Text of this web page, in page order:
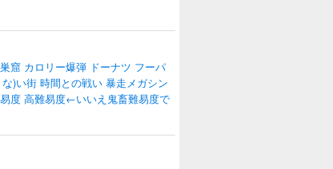
窟 カロリー爆弾 ドーナツ フーパ
)い街 時間との戦い 暴走メガシン
度 高難易度←いいえ鬼畜難易度で